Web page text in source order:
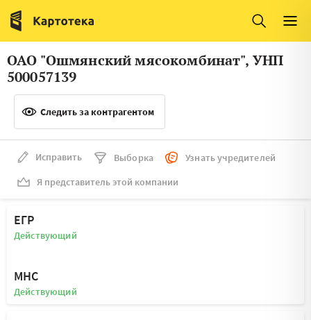
Италия
Люксембург
Литва
Латвия
Словения
Франция
Финляндия
Швеция
Мальта
ОАО "Ошмянский мясокомбинат", УНП
500057139
Следить за контрагентом
Исправить Выборка
Узнать учредителей
Я представитель этой компании
ЕГР
Действующий
МНС
Действующий